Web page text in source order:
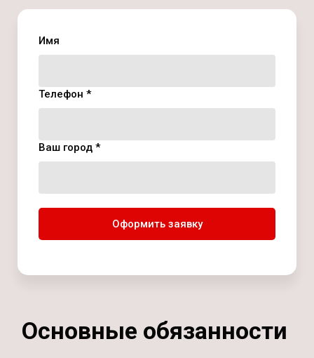
Имя
Телефон *
Ваш город *
Оформить заявку
Основные обязанности